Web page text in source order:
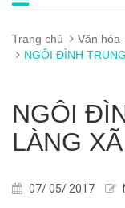
Trang chủ
Văn hóa
NGÔI ĐÌNH
NGÔI
LÀNG
07/ 05/ 2017